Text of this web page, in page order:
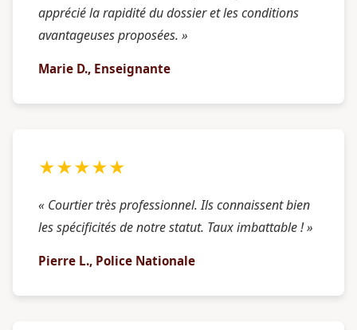
apprécié la rapidité du dossier et les conditions
avantageuses proposées. »
Marie D., Enseignante
★★★★★
« Courtier très professionnel. Ils connaissent bien
les spécificités de notre statut. Taux imbattable ! »
Pierre L., Police Nationale